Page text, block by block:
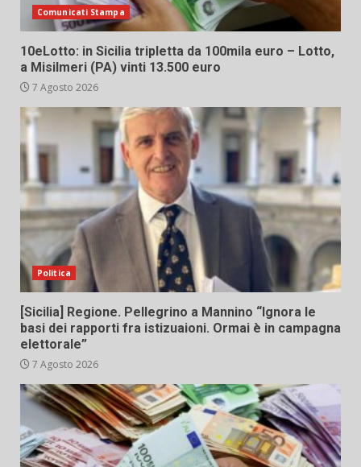
Comunicati Stampa
10eLotto: in Sicilia tripletta da 100mila euro – Lotto,
a Misilmeri (PA) vinti 13.500 euro
7 Agosto 2026
Politica
[Sicilia] Regione. Pellegrino a Mannino “Ignora le
basi dei rapporti fra istizuaioni. Ormai è in campagna
elettorale”
7 Agosto 2026